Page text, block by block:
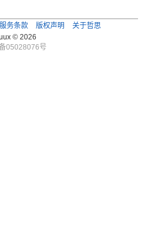
服务条款 版权声明
关于哲思
© 2026
05028076号